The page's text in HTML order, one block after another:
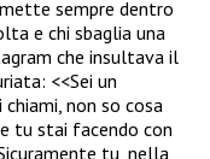
sempre dentro
e chi sbaglia una
che insultava il
<<Sei un
non so cosa
tu stai facendo con
tu, nella